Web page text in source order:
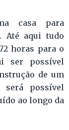
casa para
Até aqui tudo
horas para o
ser possível
de um
será possível
ao longo da